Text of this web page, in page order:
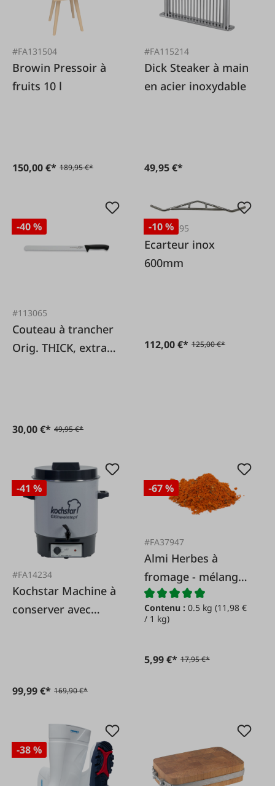
#FA131504
Browin Pressoir à
fruits 10 l
150,00 €* 189,95 €*
#FA115214
Dick Steaker à main
en acier inoxydable
49,95 €*
-40 %
#113065
Couteau à trancher
Orig. THICK, extra
30,00 €* 49,95 €*
-10 %
#FA122695
Ecarteur inox
600mm
112,00 €* 125,00 €*
-41 %
#FA14234
Kochstar Machine à
conserver avec
99,99 €* 169,90 €*
-67 %
#FA37947
Almi Herbes à
fromage - mélange
d'épices, spécial
Contenu :0.5 kg(11,98 €
/ 1 kg)
5,99 €* 17,95 €*
-38 %